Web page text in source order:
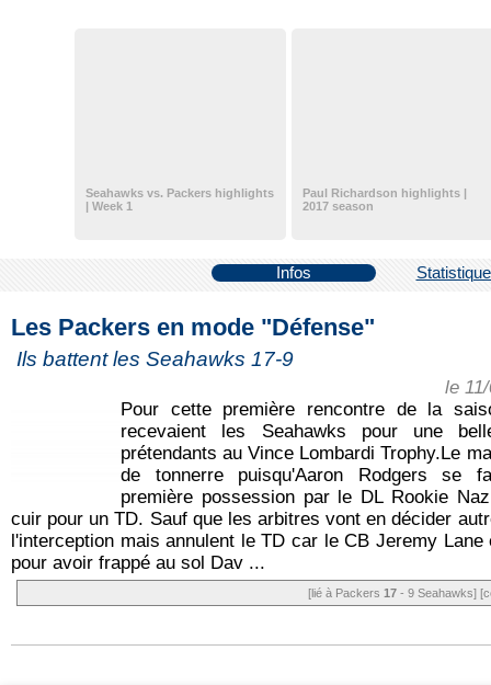
Seahawks vs. Packers highlights
| Week 1
Paul Richardson highlights |
2017 season
Infos
Les Packers en mode "Défense"
Ils battent les Seahawks 17-9
le
Pour cette première rencontre de la
recevaient les Seahawks pour une
prétendants au Vince Lombardi Trophy.Le
de tonnerre puisqu'Aaron Rodgers se
première possession par le DL Rookie
cuir pour un TD. Sauf que les arbitres vont en décider
l'interception mais annulent le TD car le CB Jeremy
pour avoir frappé au sol Dav ...
[lié à Packers 17 - 9 Seahawks]